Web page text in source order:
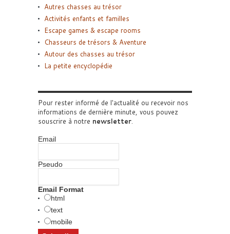
Autres chasses au trésor
Activités enfants et familles
Escape games & escape rooms
Chasseurs de trésors & Aventure
Autour des chasses au trésor
La petite encyclopédie
Pour rester informé de l'actualité ou recevoir nos
informations de dernière minute, vous pouvez
souscrire à notre newsletter.
Email
Pseudo
Email Format
html
text
mobile